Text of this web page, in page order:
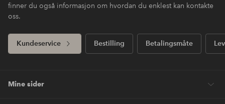
finner du også informasjon om hvordan du enklest kan kontakte
oss.
Kundeservice Bestilling Betalingsmåte
Mine sider